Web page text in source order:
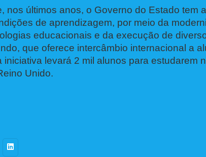
nos últimos anos, o Governo do Estado tem
de aprendizagem, por meio da
educacionais e da execução de
que oferece intercâmbio internacional a
iniciativa levará 2 mil alunos para estudarem
Unido.